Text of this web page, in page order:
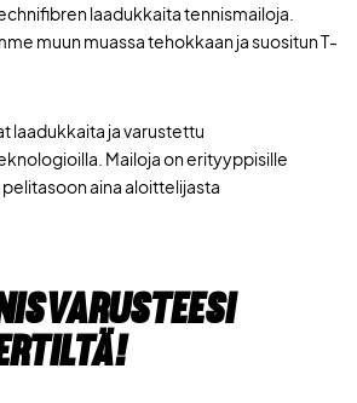
laadukkaita tennismailoja.
muun muassa tehokkaan ja suositun T-
laadukkaita ja varustettu
Mailoja on erityyppisille
aina aloittelijasta